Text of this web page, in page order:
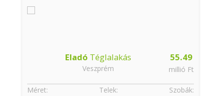
55.49
millió Ft
Eladó Téglalakás
Veszprém
Szobák:
Méret:
Telek: